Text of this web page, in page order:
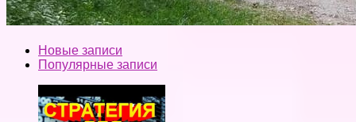
Новые записи
Популярные записи